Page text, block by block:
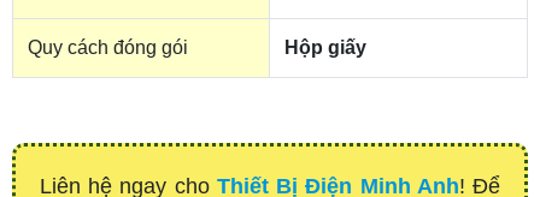
Quy cách đóng gói Hộp giấy
Liên hệ ngay cho Thiết Bị Điện Minh Anh! Để